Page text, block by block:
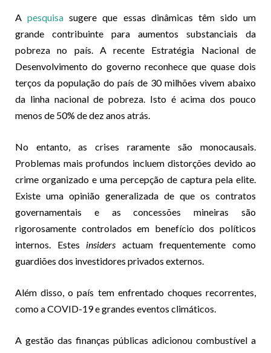
Apesquisasugere que essas dinâmicas têm sido um
grande contribuinte para aumentos substanciais da
pobreza no país. A recente Estratégia Nacional de
Desenvolvimento do governo reconhece que quase dois
terços da população do país de 30 milhões vivem abaixo
da linha nacional de pobreza. Isto é acima dos pouco
menos de 50% de dez anos atrás.
No entanto, as crises raramente são monocausais.
Problemas mais profundos incluem distorções devido ao
crime organizado e uma percepção de captura pela elite.
Existe uma opinião generalizada de que os contratos
governamentais e as concessões mineiras são
rigorosamente controlados em benefício dos políticos
internos. Estes insiders actuam frequentemente como
guardiões dos investidores privados externos.
Além disso, o país tem enfrentado choques recorrentes,
como a COVID-19 e grandes eventos climáticos.
A gestão das finanças públicas adicionou combustível a